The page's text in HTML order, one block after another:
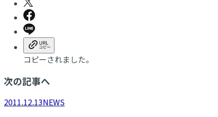
コピーされました。
次の記事へ
2011.12.13NEWS